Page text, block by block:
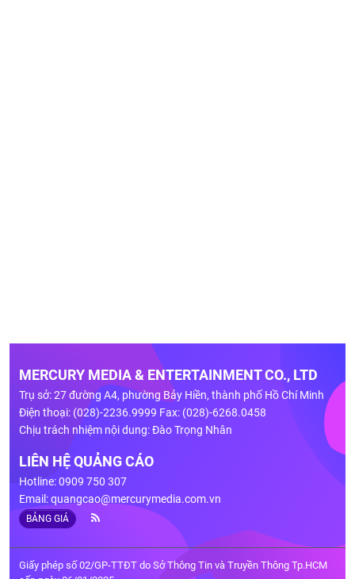
MERCURY MEDIA & ENTERTAINMENT CO., LTD
Trụ sở: 27 đường A4, phường Bảy Hiền, thành phố Hồ Chí Minh
Điện thoại: (028)-2236.9999 Fax: (028)-6268.0458
Chịu trách nhiệm nội dung: Đào Trọng Nhân
LIÊN HỆ QUẢNG CÁO
Hotline: 0909 750 307
Email:quangcao@mercurymedia.com.vn
BẢNG GIÁ
Giấy phép số 02/GP-TTĐT do Sở Thông Tin và Truyền Thông Tp.HCM